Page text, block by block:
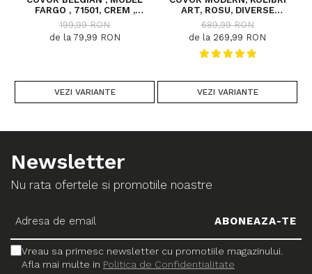
FARGO , 71501, CREM ,
DIVERSE DIMENSIUNI
199,99 RON
de la 79,99 RON
VEZI VARIANTE
ART, ROSU, DIVERSE
DIMENSIUNI, 2300 GR/MP
689,99 RON
de la 269,99 RON
VEZI VARIANTE
Newsletter
Nu rata ofertele si promotiile noastre
Vreau sa primesc newsletter cu promotiile magazinului.
Afla mai multe in Politica de Confidentialitate